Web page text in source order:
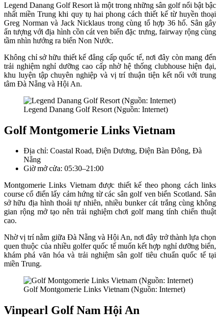
Legend Danang Golf Resort là một trong những sân golf nổi bật bậc
nhất miền Trung khi quy tụ hai phong cách thiết kế từ huyền thoại
Greg Norman và Jack Nicklaus trong cùng tổ hợp 36 hố. Sân gây
ấn tượng với địa hình cồn cát ven biển đặc trưng, fairway rộng cùng
tầm nhìn hướng ra biển Non Nước.
Không chỉ sở hữu thiết kế đẳng cấp quốc tế, nơi đây còn mang đến
trải nghiệm nghỉ dưỡng cao cấp nhờ hệ thống clubhouse hiện đại,
khu luyện tập chuyên nghiệp và vị trí thuận tiện kết nối với trung
tâm Đà Nẵng và Hội An.
Legend Danang Golf Resort (Nguồn: Internet)
Golf Montgomerie Links Vietnam
Địa chỉ: Coastal Road, Điện Dương, Điện Bàn Đông, Đà
Nẵng
Giờ mở cửa: 05:30–21:00
Montgomerie Links Vietnam được thiết kế theo phong cách links
course cổ điển lấy cảm hứng từ các sân golf ven biển Scotland. Sân
sở hữu địa hình thoải tự nhiên, nhiều bunker cát trắng cùng không
gian rộng mở tạo nên trải nghiệm chơi golf mang tính chiến thuật
cao.
Nhờ vị trí nằm giữa Đà Nẵng và Hội An, nơi đây trở thành lựa chọn
quen thuộc của nhiều golfer quốc tế muốn kết hợp nghỉ dưỡng biển,
khám phá văn hóa và trải nghiệm sân golf tiêu chuẩn quốc tế tại
miền Trung.
Golf Montgomerie Links Vietnam (Nguồn: Internet)
Vinpearl Golf Nam Hội An